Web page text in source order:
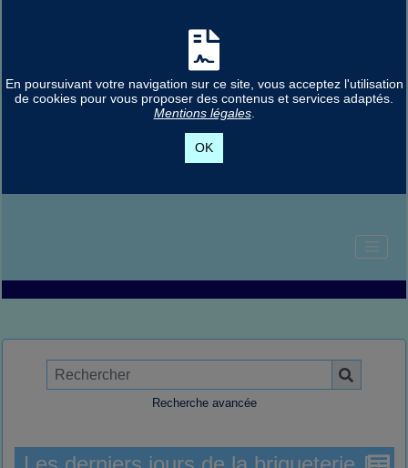
En poursuivant votre navigation sur ce site, vous acceptez l'utilisation
de cookies pour vous proposer des contenus et services adaptés.
Mentions légales.
OK
Recherche avancée